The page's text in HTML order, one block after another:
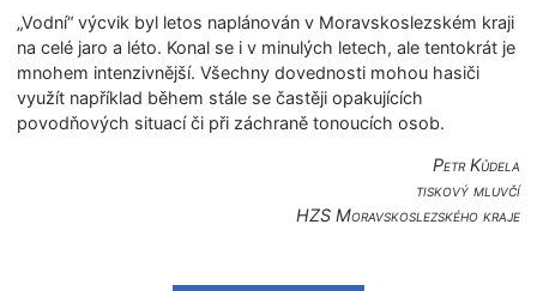
„Vodní“ výcvik byl letos naplánován v Moravskoslezském kraji
na celé jaro a léto. Konal se i v minulých letech, ale tentokrát je
mnohem intenzivnější. Všechny dovednosti mohou hasiči
využít například během stále se častěji opakujících
povodňových situací či při záchraně tonoucích osob.
Petr Kůdela
tiskový mluvčí
HZS Moravskoslezské­ho kraje